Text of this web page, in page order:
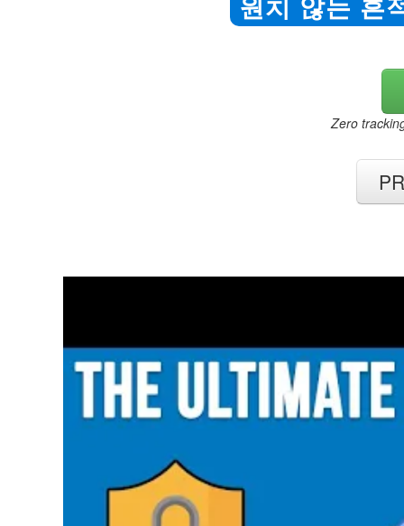
Zero